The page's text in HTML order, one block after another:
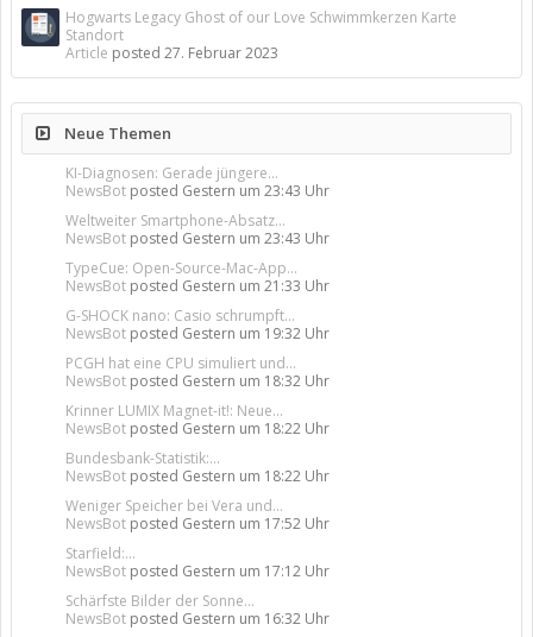
Hogwarts Legacy Ghost of our Love Schwimmkerzen Karte
Standort
Article posted 27. Februar 2023
Neue Themen
KI-Diagnosen: Gerade jüngere...
NewsBot posted Gestern um 23:43 Uhr
Weltweiter Smartphone-Absatz...
NewsBot posted Gestern um 23:43 Uhr
TypeCue: Open-Source-Mac-App...
NewsBot posted Gestern um 21:33 Uhr
G-SHOCK nano: Casio schrumpft...
NewsBot posted Gestern um 19:32 Uhr
PCGH hat eine CPU simuliert und...
NewsBot posted Gestern um 18:32 Uhr
Krinner LUMIX Magnet-it!: Neue...
NewsBot posted Gestern um 18:22 Uhr
Bundesbank-Statistik:...
NewsBot posted Gestern um 18:22 Uhr
Weniger Speicher bei Vera und...
NewsBot posted Gestern um 17:52 Uhr
Starfield:...
NewsBot posted Gestern um 17:12 Uhr
Schärfste Bilder der Sonne...
NewsBot posted Gestern um 16:32 Uhr